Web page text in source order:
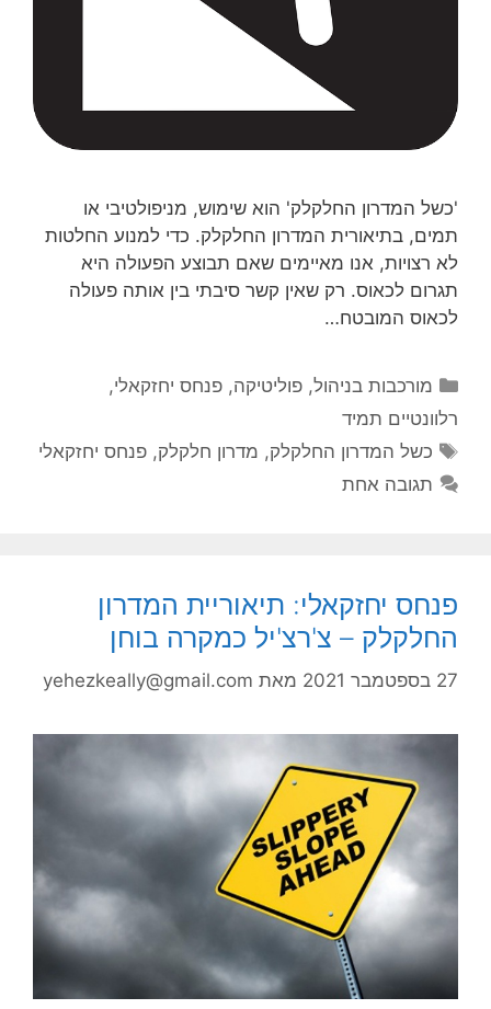
'כשל המדרון החלקלק' הוא שימוש, מניפולטיבי או
תמים, בתיאורית המדרון החלקלק. כדי למנוע החלטות
לא רצויות, אנו מאיימים שאם תבוצע הפעולה היא
תגרום לכאוס. רק שאין קשר סיבתי בין אותה פעולה
לכאוס המובטח…
קטגוריות
מורכבות בניהול,פוליטיקה,פנחס יחזקאלי,
רלוונטיים תמיד
תגיות
כשל המדרון החלקלק, מדרון חלקלק,פנחס יחזקאלי
תגובה אחת
פנחס יחזקאלי: תיאוריית המדרון
החלקלק – צ'רצ'יל כמקרה בוחן
27 בספטמבר 2021 מאת yehezkeally@gmail.com